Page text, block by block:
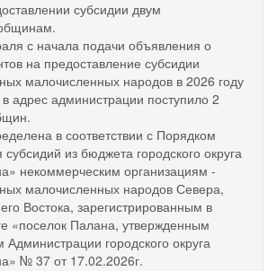
субсидии двум
с начала подачи объявления о
на предоставление субсидии
малочисленных народов в 2026 году
адрес администрации поступило 2
в соответствии с Порядком
из бюджета городского округа
некоммерческим организациям -
малочисленных народов Севера,
Востока, зарегистрированным в
«поселок Палана, утвержденным
Администрации городского округа
№ 37 от 17.02.2026г.